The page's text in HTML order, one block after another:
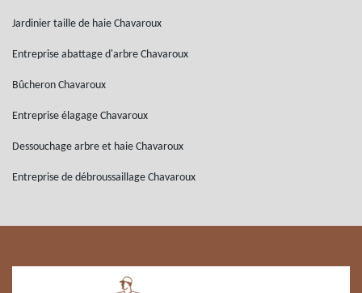
Jardinier taille de haie Chavaroux
Entreprise abattage d'arbre Chavaroux
Bûcheron Chavaroux
Entreprise élagage Chavaroux
Dessouchage arbre et haie Chavaroux
Entreprise de débroussaillage Chavaroux